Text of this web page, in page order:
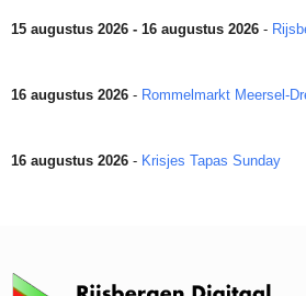
15 augustus 2026 - 16 augustus 2026 -
16 augustus 2026 - Rommelmarkt Meersel-
16 augustus 2026 - Krisjes Tapas Sunday